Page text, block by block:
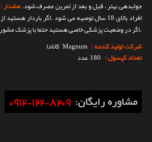
جوابدهی بهتر ، قبل و بعد از تمرین مصرف شود.هشدار :
افراد بالای 18 سال توصیه می شود .اگر باردار
.اگر در وضعیت پزشکی خاصی هستید حتما با پزشک
شرکت تولید کننده : Magnum کانادا
تعداد کپسول : 180 عدد